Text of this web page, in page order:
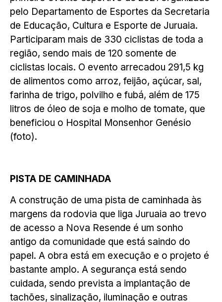
pelo Departamento de Esportes da Secretaria
de Educação, Cultura e Esporte de Juruaia.
Participaram mais de 330 ciclistas de toda a
região, sendo mais de 120 somente de
ciclistas locais. O evento arrecadou 291,5 kg
de alimentos como arroz, feijão, açúcar, sal,
farinha de trigo, polvilho e fubá, além de 175
litros de óleo de soja e molho de tomate, que
beneficiou o Hospital Monsenhor Genésio
(foto).
PISTA DE CAMINHADA
A construção de uma pista de caminhada às
margens da rodovia que liga Juruaia ao trevo
de acesso a Nova Resende é um sonho
antigo da comunidade que está saindo do
papel. A obra está em execução e o projeto é
bastante amplo. A segurança está sendo
cuidada, sendo prevista a implantação de
tachões, sinalização, iluminação e outras